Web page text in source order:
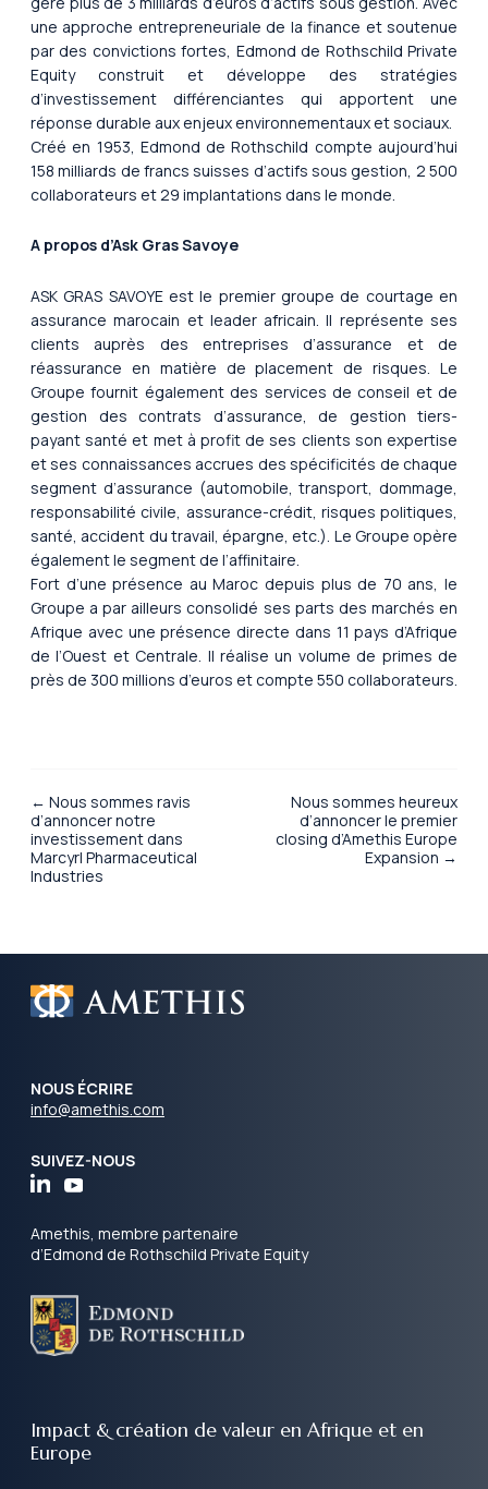
une approche entrepreneuriale de la finance et soutenue
par des convictions fortes, Edmond de Rothschild Private
Equity construit et développe des stratégies
d’investissement différenciantes qui apportent une
réponse durable aux enjeux environnementaux et sociaux.
Créé en 1953, Edmond de Rothschild compte aujourd’hui
158 milliards de francs suisses d’actifs sous gestion, 2 500
collaborateurs et 29 implantations dans le monde.
A propos d’Ask Gras Savoye
ASK GRAS SAVOYE est le premier groupe de courtage en
assurance marocain et leader africain. Il représente ses
clients auprès des entreprises d’assurance et de
réassurance en matière de placement de risques. Le
Groupe fournit également des services de conseil et de
gestion des contrats d’assurance, de gestion tiers-
payant santé et met à profit de ses clients son expertise
et ses connaissances accrues des spécificités de chaque
segment d’assurance (automobile, transport, dommage,
responsabilité civile, assurance-crédit, risques politiques,
santé, accident du travail, épargne, etc.). Le Groupe opère
également le segment de l’affinitaire.
Fort d’une présence au Maroc depuis plus de 70 ans, le
Groupe a par ailleurs consolidé ses parts des marchés en
Afrique avec une présence directe dans 11 pays d’Afrique
de l’Ouest et Centrale. Il réalise un volume de primes de
près de 300 millions d’euros et compte 550 collaborateurs.
← Nous sommes ravis
d’annoncer notre
investissement dans
Marcyrl Pharmaceutical
Industries
Nous sommes heureux
d’annoncer le premier
closing d’Amethis Europe
Expansion →
NOUS ÉCRIRE
info@amethis.com
SUIVEZ-NOUS
Amethis, membre partenaire
d’Edmond de Rothschild Private Equity
Impact & création de valeur en Afrique et en
Europe